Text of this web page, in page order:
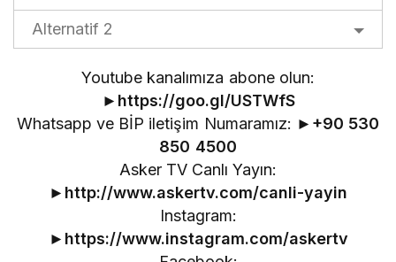
Alternatif 2
Youtube kanalımıza abone olun:
► https://goo.gl/USTWfS
Whatsapp ve BİP iletişim Numaramız: ► +90 530
850 4500
Asker TV Canlı Yayın:
► http://www.askertv.com/canli-yayin
Instagram:
► https://www.instagram.com/askertv